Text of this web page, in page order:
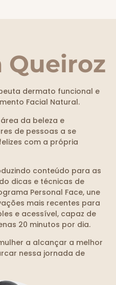
Queiroz
dermato funcional e
Facial Natural.
da beleza e
de pessoas a se
com a própria
conteúdo para as
dicas e técnicas de
Personal Face, une
mais recentes para
e acessível, capaz de
20 minutos por dia.
a alcançar a melhor
nessa jornada de